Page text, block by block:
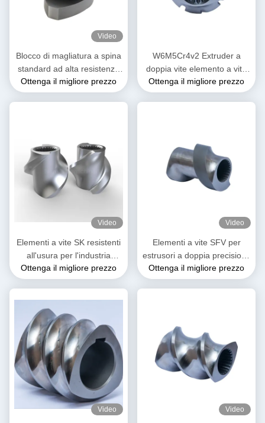
Video
Blocco di magliatura a spina
standard ad alta resistenza
all'usura per estrusori a
doppia vite
Ottenga il migliore prezzo
W6M5Cr4v2 Extruder a
doppia vite elemento a vite
di miscelazione per
l'industria alimentare
Ottenga il migliore prezzo
Video
Elementi a vite SK resistenti
all'usura per l'industria
plastica
Ottenga il migliore prezzo
Video
Elementi a vite SFV per
estrusori a doppia precisione
Elementi a vite per estrusori
in plastica
Ottenga il migliore prezzo
Video Video